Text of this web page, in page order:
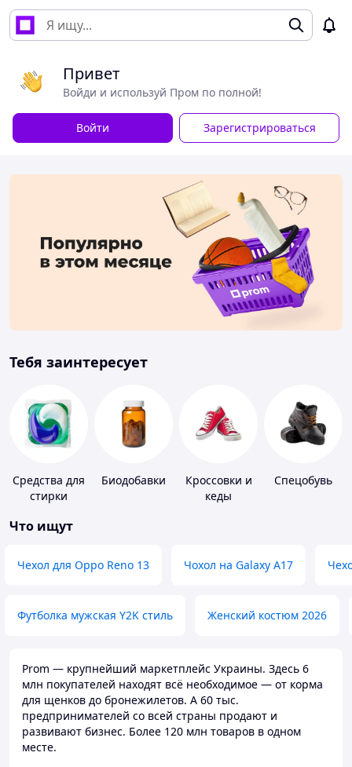
Привет
Войди и используй Пром по полной!
Войти Зарегистрироваться
Тебя заинтересует
Средства для
стирки
Биодобавки
Кроссовки и
кеды
Спецобувь
Что ищут
Чехол для Oppo Reno 13 Чохол на Galaxy A17
Футболка мужская Y2K стиль Женский костюм 2026
Prom — крупнейший маркетплейс Украины. Здесь 6
млн покупателей находят всё необходимое — от корма
для щенков до бронежилетов. А 60 тыс.
предпринимателей со всей страны продают и
развивают бизнес. Более 120 млн товаров в одном
месте.